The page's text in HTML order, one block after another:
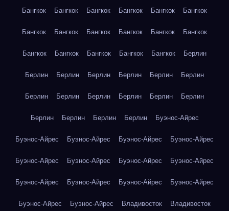
Бангкок Бангкок Бангкок Бангкок Бангкок Бангкок
Бангкок Бангкок Бангкок Бангкок Бангкок Бангкок
Бангкок Бангкок Бангкок Бангкок Бангкок Берлин
Берлин Берлин Берлин Берлин Берлин Берлин
Берлин Берлин Берлин Берлин Берлин Берлин
Берлин Берлин Берлин Берлин Буэнос-Айрес
Буэнос-Айрес Буэнос-Айрес Буэнос-Айрес Буэнос-Айрес
Буэнос-Айрес Буэнос-Айрес Буэнос-Айрес Буэнос-Айрес
Буэнос-Айрес Буэнос-Айрес Буэнос-Айрес Буэнос-Айрес
Буэнос-Айрес Буэнос-Айрес Владивосток Владивосток